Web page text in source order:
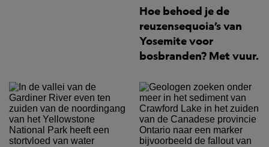
Hoe behoed je de
reuzensequoia’s van
Yosemite voor
bosbranden? Met vuur.